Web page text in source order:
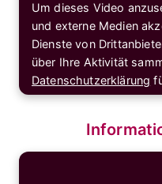
Um dieses Video
und externe Medien
Dienste von
über Ihre Aktivität
Datenschutzerklärung
Cookies